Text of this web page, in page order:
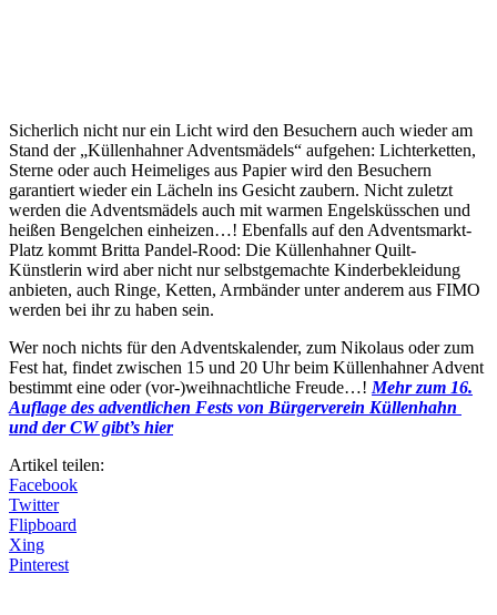
Sicherlich nicht nur ein Licht wird den Besuchern auch wieder am
Stand der „Küllenhahner Adventsmädels“ aufgehen: Lichterketten,
Sterne oder auch Heimeliges aus Papier wird den Besuchern
garantiert wieder ein Lächeln ins Gesicht zaubern. Nicht zuletzt
werden die Adventsmädels auch mit warmen Engelsküsschen und
heißen Bengelchen einheizen…! Ebenfalls auf den Adventsmarkt-
Platz kommt Britta Pandel-Rood: Die Küllenhahner Quilt-
Künstlerin wird aber nicht nur selbstgemachte Kinderbekleidung
anbieten, auch Ringe, Ketten, Armbänder unter anderem aus FIMO
werden bei ihr zu haben sein.
Wer noch nichts für den Adventskalender, zum Nikolaus oder zum
Fest hat, findet zwischen 15 und 20 Uhr beim Küllenhahner Advent
bestimmt eine oder (vor-)weihnachtliche Freude…! Mehr zum 16.
Auflage des adventlichen Fests von Bürgerverein Küllenhahn
und der CW gibt’s hier
Artikel teilen:
Facebook
Twitter
Flipboard
Xing
Pinterest